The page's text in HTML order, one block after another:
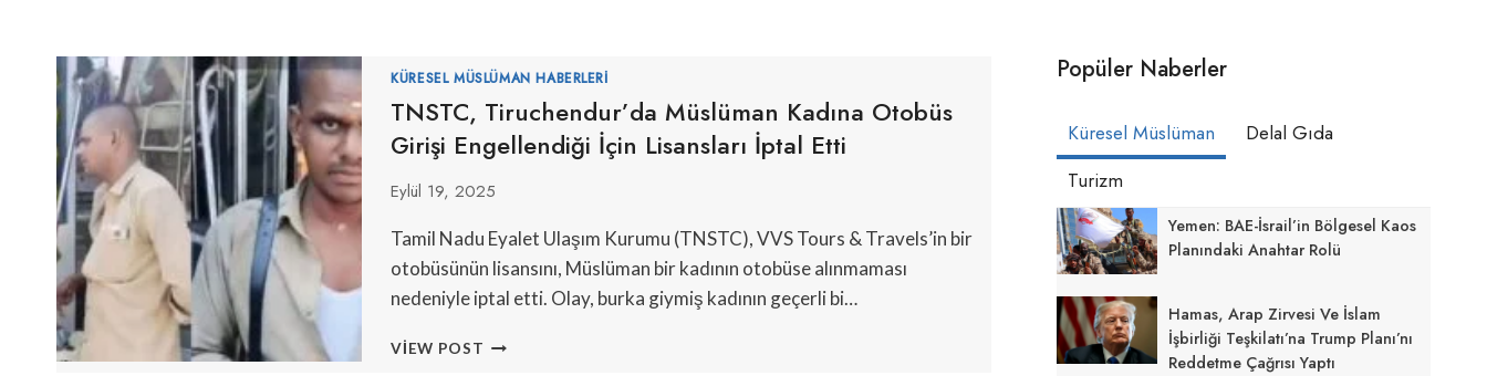
KÜRESEL MÜSLÜMAN HABERLERI
TNSTC, Tiruchendur’da Müslüman Kadına Otobüs
Girişi Engellendiği İçin Lisansları İptal Etti
Eylül 19, 2025
Tamil Nadu Eyalet Ulaşım Kurumu (TNSTC), VVS Tours & Travels’in bir
otobüsünün lisansını, Müslüman bir kadının otobüse alınmaması
nedeniyle iptal etti. Olay, burka giymiş kadının geçerli bi…
VIEW POST TNSTC,
Popüler Naberler
Küresel Müslüman
Delal Gıda
Turizm
Yemen: BAE-İsrail’in Bölgesel Kaos
Planındaki Anahtar Rolü
Hamas, Arap Zirvesi Ve İslam
İşbirliği Teşkilatı’na Trump Planı’nı
Reddetme Çağrısı Yaptı